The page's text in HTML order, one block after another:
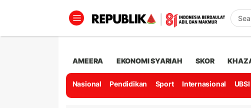
AMEERA EKONOMI SYARIAH SKOR
Nasional Pendidikan Sport Internasional UBSI